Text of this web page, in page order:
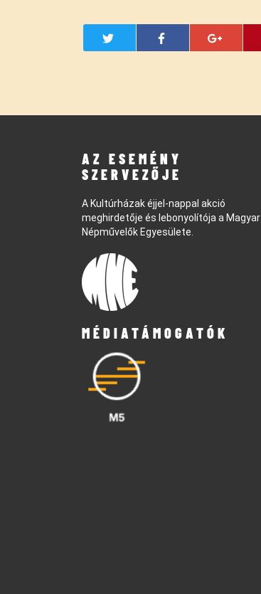
AZ ESEMÉNY
SZERVEZŐJE
A Kultúrházak éjjel-nappal akció
meghirdetője és lebonyolítója a Magyar
Népművelők Egyesülete.
MÉDIATÁMOGATÓK